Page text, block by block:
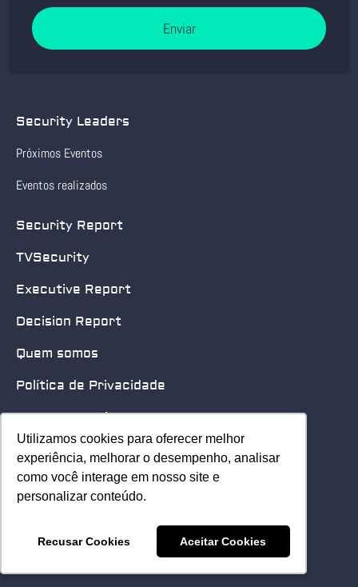
Utilizamos cookies para oferecer melhor
experiência, melhorar o desempenho, analisar
como você interage em nosso site e
personalizar conteúdo.
Recusar Cookies Aceitar Cookies
Utilizamos cookies para oferecer melhor
experiência, melhorar o desempenho, analisar
como você interage em nosso site e
personalizar conteúdo.
Recusar Cookies Aceitar Cookies
Enviar
Security Leaders
Próximos Eventos
Eventos realizados
Security Report
TVSecurity
Executive Report
Decision Report
Quem somos
Política de Privacidade
Quero patrocinar
Contato
Home
© 2025 Security Leader. Todos os Direitos Reservados.